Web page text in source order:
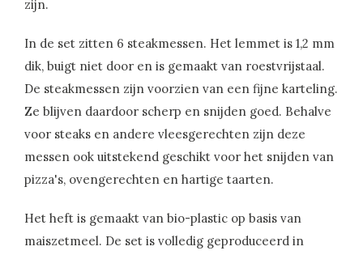
zijn.
In de set zitten 6 steakmessen. Het lemmet is 1,2 mm
dik, buigt niet door en is gemaakt van roestvrijstaal.
De steakmessen zijn voorzien van een fijne karteling.
Ze blijven daardoor scherp en snijden goed. Behalve
voor steaks en andere vleesgerechten zijn deze
messen ook uitstekend geschikt voor het snijden van
pizza's, ovengerechten en hartige taarten.
Het heft is gemaakt van bio-plastic op basis van
maiszetmeel. De set is volledig geproduceerd in